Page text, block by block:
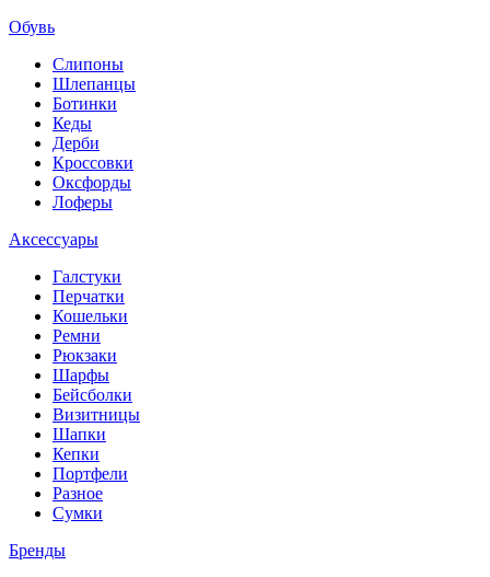
Обувь
Слипоны
Шлепанцы
Ботинки
Кеды
Дерби
Кроссовки
Оксфорды
Лоферы
Аксессуары
Галстуки
Перчатки
Кошельки
Ремни
Рюкзаки
Шарфы
Бейсболки
Визитницы
Шапки
Кепки
Портфели
Разное
Сумки
Бренды